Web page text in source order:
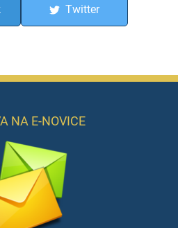
Twitter
NA E-NOVICE